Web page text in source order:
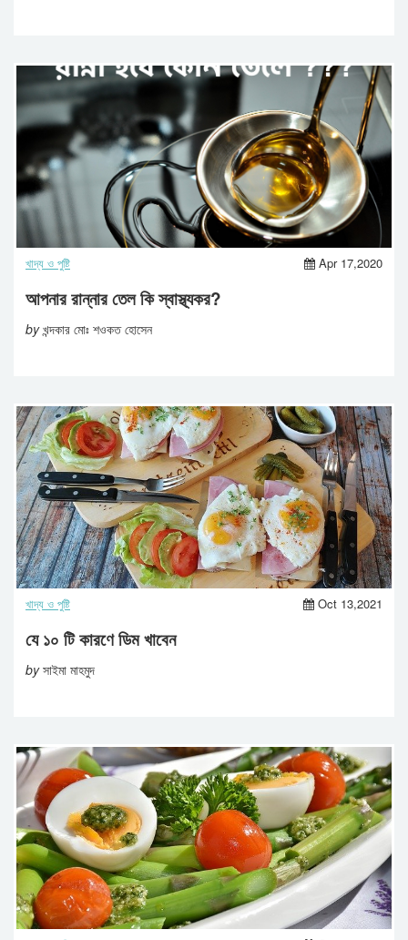
খাদ্য ও পুষ্টি Apr 17,2020
আপনার রান্নার তেল কি স্বাস্থ্যকর?
byখন্দকার মোঃ শওকত হোসেন
খাদ্য ও পুষ্টি Oct 13,2021
যে ১০ টি কারণে ডিম খাবেন
byসাইমা মাহমুদ